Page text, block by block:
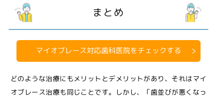
まとめ
マイオブレース対応歯科医院をチェックする
どのような治療にもメリットとデメリットがあり、それはマイ
オブレース治療も同じことです。しかし、「歯並びが悪くなっ